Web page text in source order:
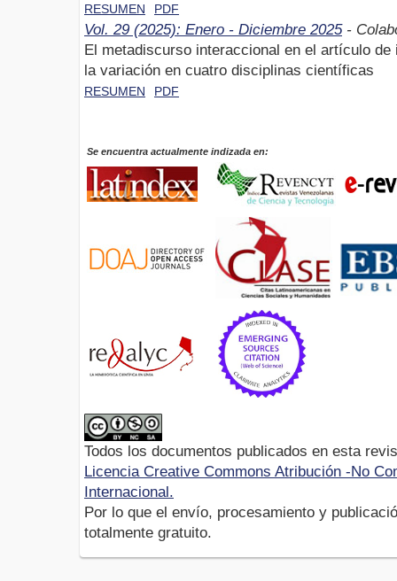
RESUMEN PDF
Vol. 29 (2025): Enero - Diciembre 2025-
El metadiscurso interaccional en el artículo
la variación en cuatro disciplinas científicas
RESUMEN PDF
Se encuentra actualmente indizada en:
Todos los documentos publicados en esta
Licencia Creative Commons Atribución -No
Internacional.
Por lo que el envío, procesamiento y
totalmente gratuito.